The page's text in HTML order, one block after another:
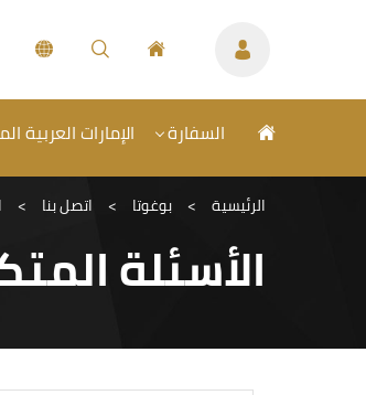
السفارة الإمارات العربية
الرئيسية > بوغوتا > اتصل بنا >
الأسئلة